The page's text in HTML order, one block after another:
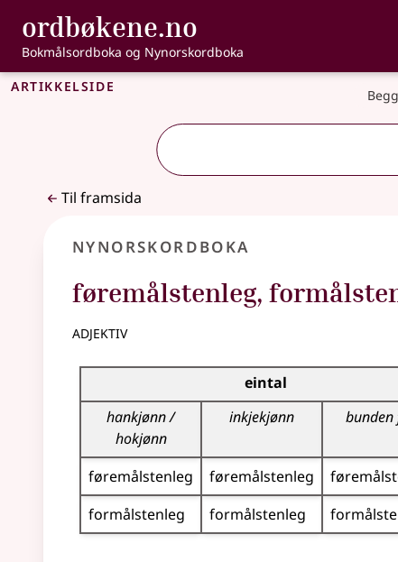
Gå til hovudinnhald
Tilgjenge
ordbøkene.no ,
Bokmålsordboka og Nynorskordboka
Artikkelside
Til framsida
Nynorskordboka
føremålstenleg,
adjektiv
Bøyningstabell for dette adjektivet
eintal
hankjønn /
hokjønn
inkjekjønn bunden
føremålstenleg føremålstenleg
formålstenleg
formålstenleg